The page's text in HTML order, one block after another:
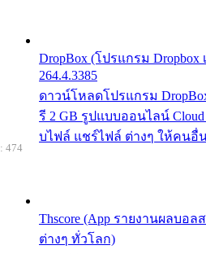
DropBox (โปรแกรม
264.4.3385
ดาวน์โหลดโปรแกรม
รี 2 GB รูปแบบออนไลน์
บไฟล์ แชร์ไฟล์ ต่างๆ ให้คนอื่
Thscore (App รายงานผลบอ
ต่างๆ ทั่วโลก)
474